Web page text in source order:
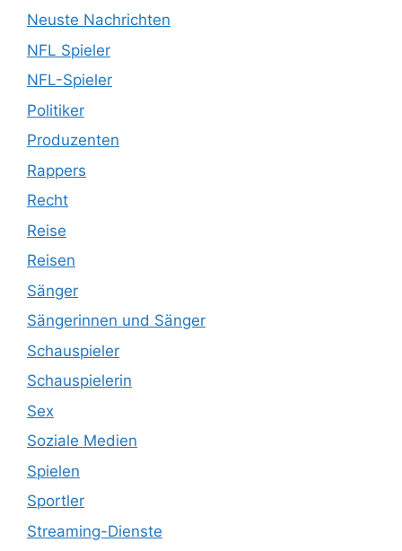
Neuste Nachrichten
NFL Spieler
NFL-Spieler
Politiker
Produzenten
Rappers
Recht
Reise
Reisen
Sänger
Sängerinnen und Sänger
Schauspieler
Schauspielerin
Sex
Soziale Medien
Spielen
Sportler
Streaming-Dienste